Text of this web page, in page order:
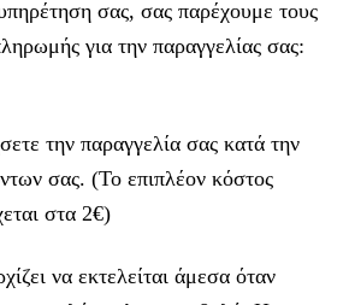
σας, σας παρέχουμε τους
για την παραγγελίας σας:
την παραγγελία σας κατά την
σας. (Το επιπλέον κόστος
στα 2€)
να εκτελείται άμεσα όταν